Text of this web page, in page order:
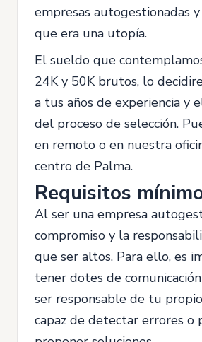
empresas autogestionadas y
que era una utopía.
El sueldo que
24K y 50K brutos, lo
a tus años de experiencia y
del proceso de selección.
en remoto o en nuestra
centro de Palma.
Requisitos
Al ser una empresa
compromiso y la
que ser altos. Para ello, es
tener dotes de
ser responsable de tu
capaz de detectar errores o